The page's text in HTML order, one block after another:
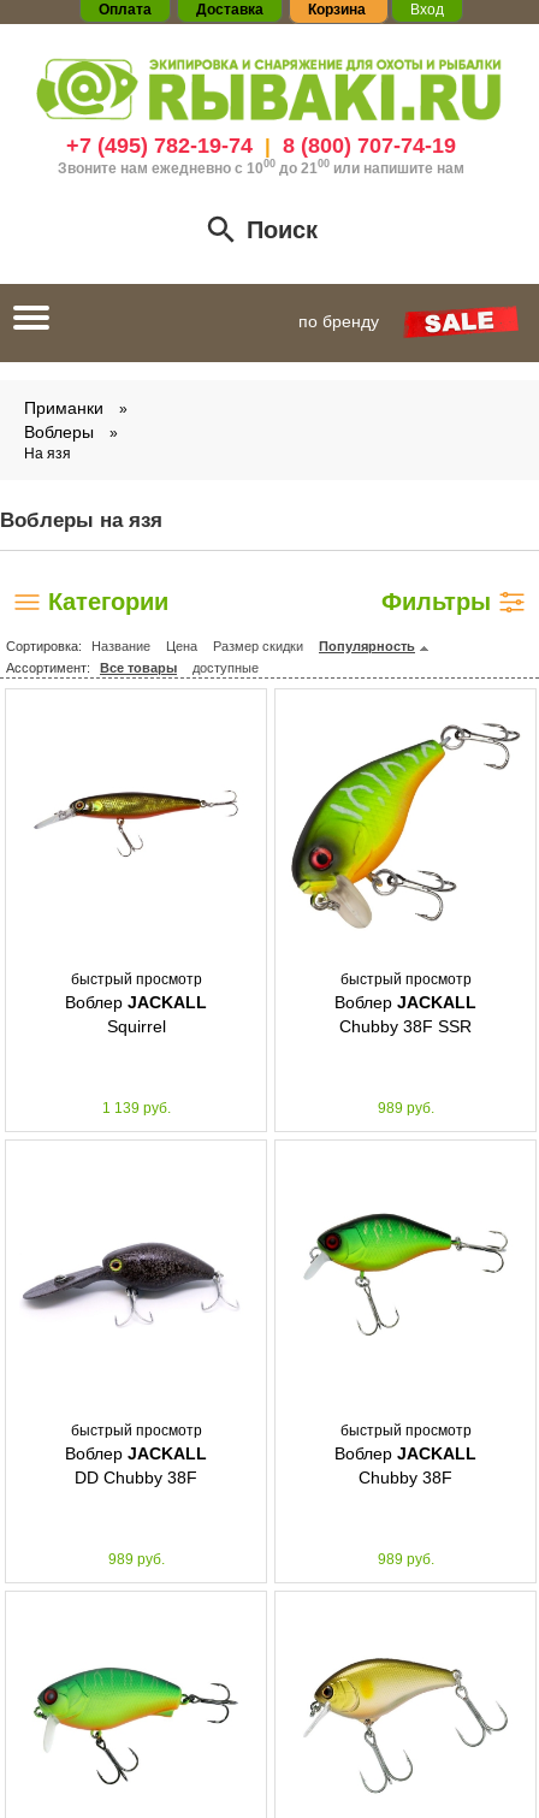
Оплата Доставка Корзина Вход
+7 (495) 782-19-74| 8 (800) 707-74-19
Звоните нам ежедневно с 1000до 21 00 или напишите нам
Поиск
Toggle
navigation
по бренду
Приманки
Воблеры
На язя
Воблеры на язя
Категории Фильтры
Сортировка: Название Цена Размер скидки
Популярность
Ассортимент:
Все товары доступные
быстрый просмотр
Воблер JACKALL
Squirrel
1 139 руб.
быстрый просмотр
Воблер JACKALL
Chubby 38F SSR
989 руб.
быстрый просмотр
Воблер JACKALL
DD Chubby 38F
989 руб.
быстрый просмотр
Воблер JACKALL
Chubby 38F
989 руб.